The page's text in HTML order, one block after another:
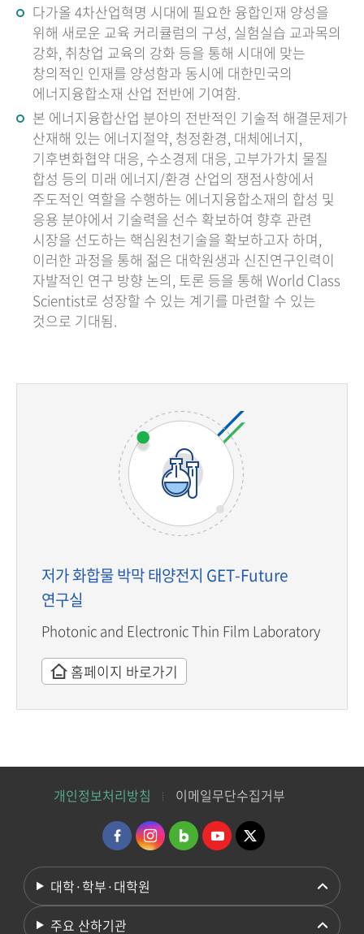
다가올 4차산업혁명 시대에 필요한 융합인재 양성을
위해 새로운 교육 커리큘럼의 구성, 실험실습 교과목의
강화, 취창업 교육의 강화 등을 통해 시대에 맞는
창의적인 인재를 양성함과 동시에 대한민국의
에너지융합소재 산업 전반에 기여함.
본 에너지융합산업 분야의 전반적인 기술적 해결문제가
산재해 있는 에너지절약, 청정환경, 대체에너지,
기후변화협약 대응, 수소경제 대응, 고부가가치 물질
합성 등의 미래 에너지/환경 산업의 쟁점사항에서
주도적인 역할을 수행하는 에너지융합소재의 합성 및
응용 분야에서 기술력을 선수 확보하여 향후 관련
시장을 선도하는 핵심원천기술을 확보하고자 하며,
이러한 과정을 통해 젊은 대학원생과 신진연구인력이
자발적인 연구 방향 논의, 토론 등을 통해 World Class
Scientist로 성장할 수 있는 계기를 마련할 수 있는
것으로 기대됨.
저가 화합물 박막 태양전지 GET-Future
연구실
Photonic and Electronic Thin Film Laboratory
홈페이지 바로가기
개인정보처리방침 이메일무단수집거부
대학·학부·대학원
주요 산하기관